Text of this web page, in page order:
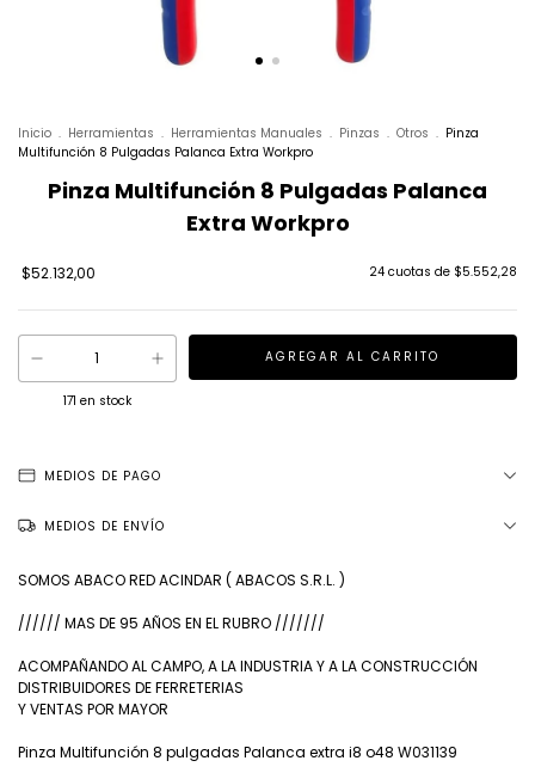
Inicio . Herramientas . Herramientas Manuales . Pinzas . Otros . Pinza
Multifunción 8 Pulgadas Palanca Extra Workpro
Pinza Multifunción 8 Pulgadas Palanca
Extra Workpro
$52.132,00 24 cuotas de $5.552,28
171 en stock
MEDIOS DE PAGO
MEDIOS DE ENVÍO
SOMOS ABACO RED ACINDAR ( ABACOS S.R.L. )
////// MAS DE 95 AÑOS EN EL RUBRO ///////
ACOMPAÑANDO AL CAMPO, A LA INDUSTRIA Y A LA CONSTRUCCIÓN
DISTRIBUIDORES DE FERRETERIAS
Y VENTAS POR MAYOR
Pinza Multifunción 8 pulgadas Palanca extra i8 o48 W031139